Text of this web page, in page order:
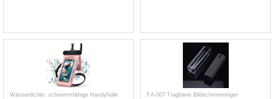
Wasserdichte, schwimmfähige Handyhülle
FA-007 Tragbarer Bildschirmreiniger